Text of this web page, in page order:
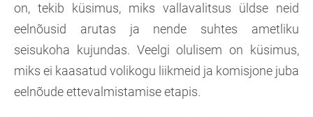
on, tekib küsimus, miks vallavalitsus üldse neid
eelnõusid arutas ja nende suhtes ametliku
seisukoha kujundas. Veelgi olulisem on küsimus,
miks ei kaasatud volikogu liikmeid ja komisjone juba
eelnõude ettevalmistamise etapis.